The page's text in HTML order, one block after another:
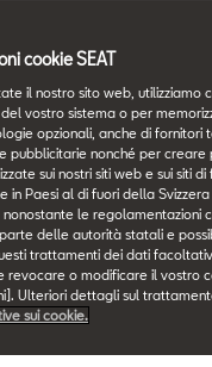
sempre più orientato
che coniuga
i nostri veicoli elettrici
di guida ottimale su
funziona la
cookie SEAT
il nostro sito web,
vostro sistema o per
opzionali, anche di fornitori
pubblicitarie nonché per
sui nostri siti web e sui siti
in Paesi al di fuori della
nonostante le regolamentazioni
delle autorità statali e
trattamenti dei dati
revocare o modificare il vostro
Ulteriori dettagli sul
sui cookie.